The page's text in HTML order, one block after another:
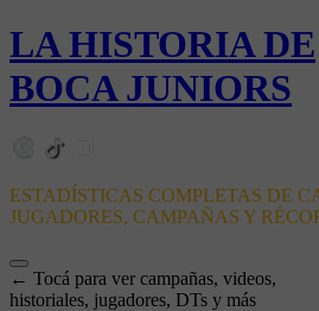
LA HISTORIA DE
BOCA JUNIORS
ESTADÍSTICAS COMPLETAS DE
JUGADORES, CAMPAÑAS Y
← Tocá para ver campañas, videos,
historiales, jugadores, DTs y más